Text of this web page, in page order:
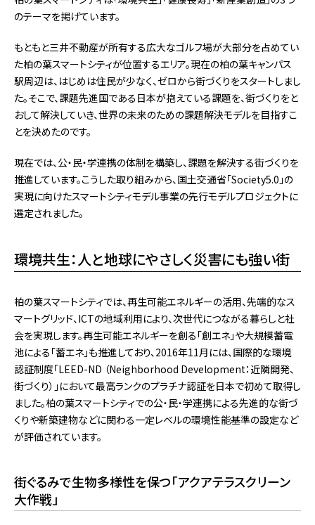
のテーマを掲げています。
もともと三井不動産が所有する広大なゴルフ場が大部分を占めてい
た柏の葉スマートシティが位置するエリア。現在の柏の葉キャンパス
駅周辺は、はじめは住民が少なく、ゼロから街づくりをスタートしまし
た。そこで、課題先進国である日本が抱えている課題を、街づくりをと
おして解決していき、世界の未来のための課題解決モデルを目指すこ
とを決めたのです。
現在では、公・民・学連携の体制を構築し、課題を解決する街づくりを
推進しています。こうした取り組みから、国土交通省「Society5.0」の
実現に向けたスマートシティモデル事業の先行モデルプロジェクトに
選定されました。
環境共生：人と地球にやさしく災害にも強い街
柏の葉スマートシティでは、再生可能エネルギーの活用、先端的なス
マートグリッド、ICTの地域利用により、次世代につながる暮らしと社
会を実現します。再生可能エネルギーを創る「創エネ」や大規模蓄電
池による「蓄エネ」も推進しており、2016年11⽉には、国際的な環境
認証制度「LEED-ND （Neighborhood Development：近隣開発、
街づくり）」において最⾼ランクのプラチナ認証を⽇本で初めて取得し
ました。柏の葉スマートシティでの公・⺠・学連携による先進的な街づ
くりや新築建物などに関わる⼀定レベルの環境性能基準の設定など
が評価されています。
街ぐるみで生物多様性を保つ「アクアテラスクリーン
大作戦」